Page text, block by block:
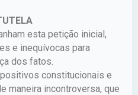
esta petição inicial,
e inequívocas para
dos fatos.
constitucionais e
maneira incontroversa, que